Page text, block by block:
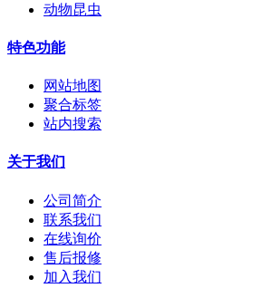
动物昆虫
特色功能
网站地图
聚合标签
站内搜索
关于我们
公司简介
联系我们
在线询价
售后报修
加入我们